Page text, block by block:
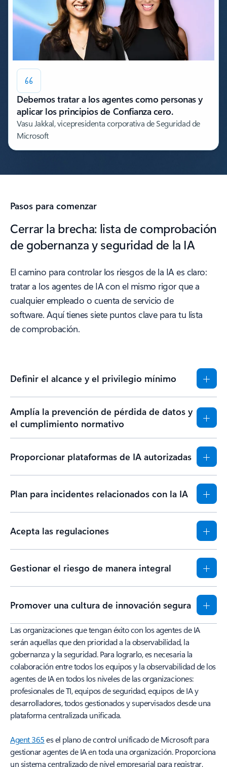
Debemos tratar a los agentes como personas y
aplicar los principios de Confianza cero.
Vasu Jakkal, vicepresidenta corporativa de Seguridad de
Microsoft
Pasos para comenzar
Cerrar la brecha: lista de comprobación
de gobernanza y seguridad de la IA
El camino para controlar los riesgos de la IA es claro:
tratar a los agentes de IA con el mismo rigor que a
cualquier empleado o cuenta de servicio de
software. Aquí tienes siete puntos clave para tu lista
de comprobación.
Definir el alcance y el privilegio mínimo
Amplía la prevención de pérdida de datos y
el cumplimiento normativo
Proporcionar plataformas de IA autorizadas
Plan para incidentes relacionados con la IA
Acepta las regulaciones
Gestionar el riesgo de manera integral
Promover una cultura de innovación segura
Las organizaciones que tengan éxito con los agentes de IA
serán aquellas que den prioridad a la observabilidad, la
gobernanza y la seguridad. Para lograrlo, es necesaria la
colaboración entre todos los equipos y la observabilidad de los
agentes de IA en todos los niveles de las organizaciones:
profesionales de TI, equipos de seguridad, equipos de IA y
desarrolladores, todos gestionados y supervisados desde una
plataforma centralizada unificada.
Agent 365es el plano de control unificado de Microsoft para
gestionar agentes de IA en toda una organización. Proporciona
un sistema centralizado de nivel empresarial para registrar,